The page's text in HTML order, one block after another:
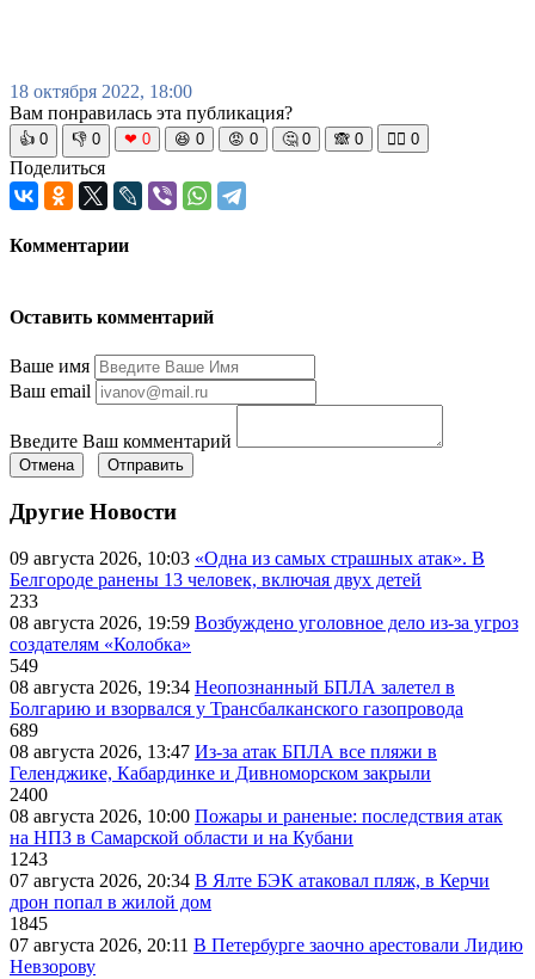
18 октября 2022, 18:00
Вам понравилась эта публикация?
👍 0 👎 0 ❤ 0 😆 0 😡 0 🤔 0 🙈 0 🧘‍♀️ 0
Поделиться
Комментарии
Оставить комментарий
Ваше имя
Ваш email
Введите Ваш комментарий
Отмена Отправить
Другие Новости
09 августа 2026, 10:03 «Одна из самых страшных атак». В
Белгороде ранены 13 человек, включая двух детей
233
08 августа 2026, 19:59 Возбуждено уголовное дело из-за угроз
создателям «Колобка»
549
08 августа 2026, 19:34 Неопознанный БПЛА залетел в
Болгарию и взорвался у Трансбалканского газопровода
689
08 августа 2026, 13:47 Из-за атак БПЛА все пляжи в
Геленджике, Кабардинке и Дивноморском закрыли
2400
08 августа 2026, 10:00 Пожары и раненые: последствия атак
на НПЗ в Самарской области и на Кубани
1243
07 августа 2026, 20:34 В Ялте БЭК атаковал пляж, в Керчи
дрон попал в жилой дом
1845
07 августа 2026, 20:11 В Петербурге заочно арестовали Лидию
Невзорову